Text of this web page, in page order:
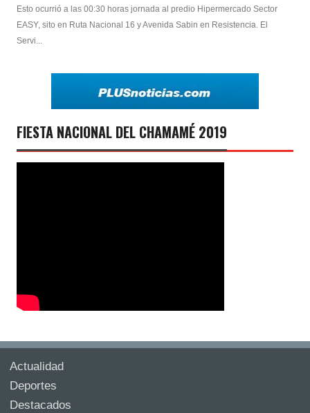
Esto ocurrió a las 00:30 horas jornada al predio Hipermercado Sector
EASY, sito en Ruta Nacional 16 y Avenida Sabin en Resistencia. El
Servi...
FIESTA NACIONAL DEL CHAMAMÉ 2019
Actualidad
Deportes
Destacados